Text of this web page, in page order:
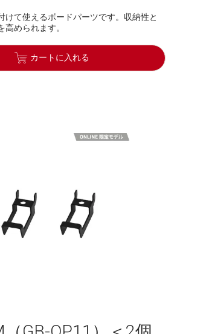
けて使えるボードパーツです。収納性と
高められます。
カートに入れる